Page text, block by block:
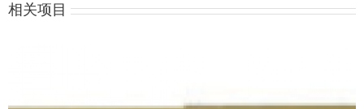
相关项目